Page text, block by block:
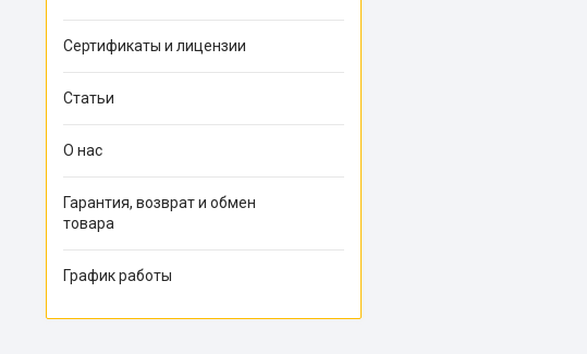
Сертификаты и лицензии
Статьи
О нас
Гарантия, возврат и обмен
товара
График работы